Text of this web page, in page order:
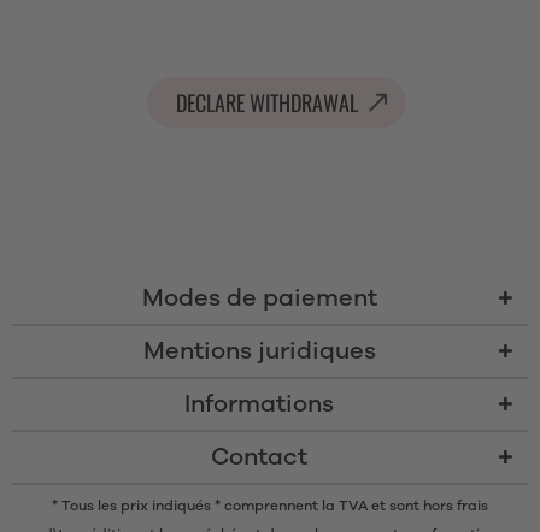
DECLARE WITHDRAWAL
Modes de paiement
Mentions juridiques
Informations
Contact
* Tous les prix indiqués * comprennent la TVA et sont hors frais